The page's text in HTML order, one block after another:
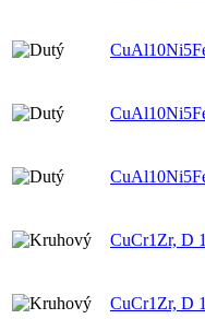
CuCr1Zr, D
CuCr1Zr, D